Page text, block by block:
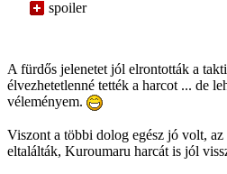
spoiler
A fürdős jelenetet jól elrontották a
élvezhetetlenné tették a harcot ... de
véleményem.
Viszont a többi dolog egész jó volt,
eltalálták, Kuroumaru harcát is jól